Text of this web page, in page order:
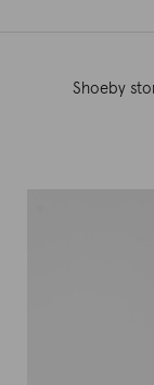
Shoeby